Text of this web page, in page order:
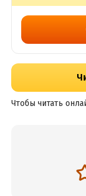
Чтобы читать